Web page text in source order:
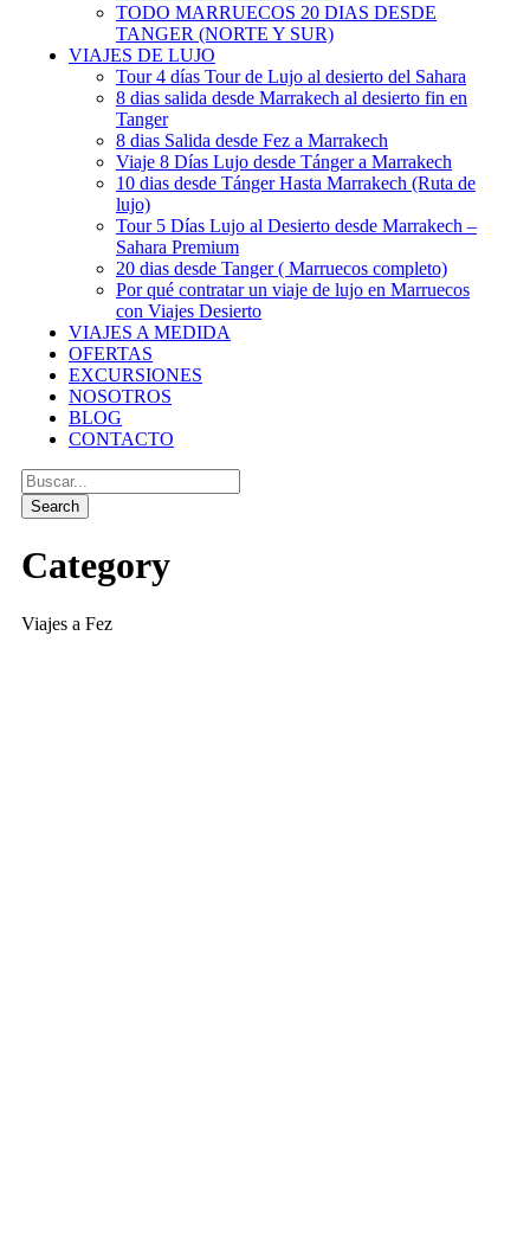
TODO MARRUECOS 20 DIAS DESDE
TANGER (NORTE Y SUR)
VIAJES DE LUJO
Tour 4 días Tour de Lujo al desierto del Sahara
8 dias salida desde Marrakech al desierto fin en
Tanger
8 dias Salida desde Fez a Marrakech
Viaje 8 Días Lujo desde Tánger a Marrakech
10 dias desde Tánger Hasta Marrakech (Ruta de
lujo)
Tour 5 Días Lujo al Desierto desde Marrakech –
Sahara Premium
20 dias desde Tanger ( Marruecos completo)
Por qué contratar un viaje de lujo en Marruecos
con Viajes Desierto
VIAJES A MEDIDA
OFERTAS
EXCURSIONES
NOSOTROS
BLOG
CONTACTO
Category
Viajes a Fez